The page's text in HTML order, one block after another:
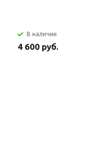
В наличии
4 600 руб.